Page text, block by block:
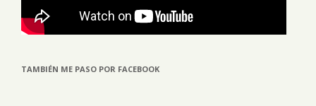
TAMBIÉN ME PASO POR FACEBOOK